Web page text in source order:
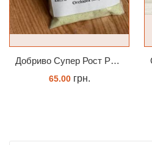
Добриво Супер Рост Peters Hi Nitro 30-10-10 + мікроелементи
65.00грн.